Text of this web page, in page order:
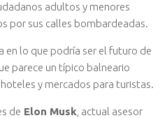
adultos y menores
por sus calles bombardeadas.
en lo que podría ser el futuro de
parece un típico balneario
y mercados para turistas.
de Elon Musk , actual asesor